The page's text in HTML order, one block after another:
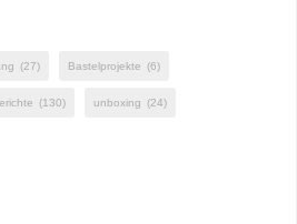
(27) Bastelprojekte (6)
(130) unboxing (24)